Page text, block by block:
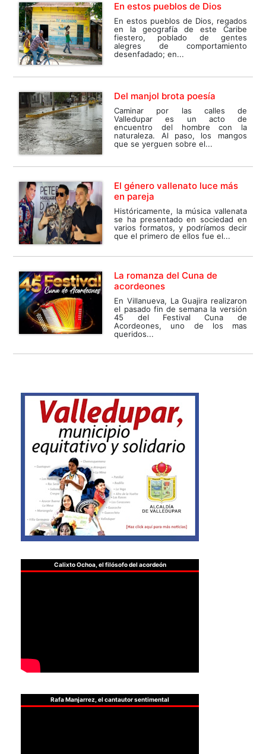
En estos pueblos de Dios
En estos pueblos de Dios, regados
en la geografía de este Caribe
fiestero, poblado de gentes
alegres de comportamiento
desenfadado; en...
Del manjol brota poesía
Caminar por las calles de
Valledupar es un acto de
encuentro del hombre con la
naturaleza. Al paso, los mangos
que se yerguen sobre el...
El género vallenato luce más
en pareja
Históricamente, la música vallenata
se ha presentado en sociedad en
varios formatos, y podríamos decir
que el primero de ellos fue el...
La romanza del Cuna de
acordeones
En Villanueva, La Guajira realizaron
el pasado fin de semana la versión
45 del Festival Cuna de
Acordeones, uno de los mas
queridos...
Calixto Ochoa, el filósofo del acordeón
Rafa Manjarrez, el cantautor sentimental